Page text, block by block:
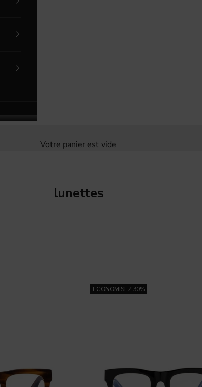
Votre panier est vide
lunettes
ECONOMISEZ 30%